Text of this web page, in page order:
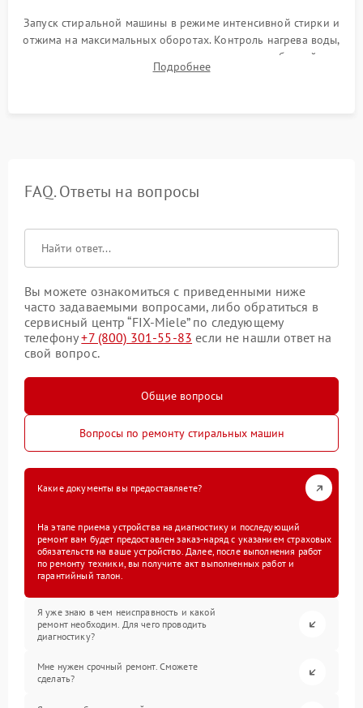
Запуск стиральной машины в режиме интенсивной стирки и
отжима на максимальных оборотах. Контроль нагрева воды,
корректности слива, отсутствия излишних вибраций,
посторонних стуков и протечек под корпусом.
Подробнее
FAQ. Ответы на вопросы
Вы можете ознакомиться с приведенными ниже
часто задаваемыми вопросами, либо обратиться в
сервисный центр “FIX-Miele” по следующему
телефону+7 (800) 301-55-83 если не нашли ответ на
свой вопрос.
Общие вопросы
Вопросы по ремонту стиральных машин
Какие документы вы предоставляете?
На этапе приема устройства на диагностику и последующий
ремонт вам будет предоставлен заказ-наряд с указанием страховых
обязательств на ваше устройство. Далее, после выполнения работ
по ремонту техники, вы получите акт выполненных работ и
гарантийный талон.
Я уже знаю в чем неисправность и какой
ремонт необходим. Для чего проводить
диагностику?
Мне нужен срочный ремонт. Сможете
сделать?